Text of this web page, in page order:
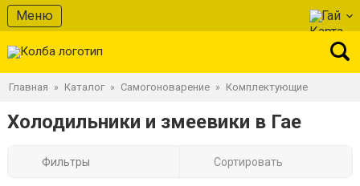
Меню Гай
Главная » Каталог » Самогоноварение » Комплектующие
Холодильники и змеевики в Гае
Фильтры Сортировать